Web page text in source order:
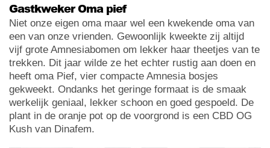
Gastkweker Oma pief
Niet onze eigen oma maar wel een kwekende oma van
een van onze vrienden. Gewoonlijk kweekte zij altijd
vijf grote Amnesiabomen om lekker haar theetjes van te
trekken. Dit jaar wilde ze het echter rustig aan doen en
heeft oma Pief, vier compacte Amnesia bosjes
gekweekt. Ondanks het geringe formaat is de smaak
werkelijk geniaal, lekker schoon en goed gespoeld. De
plant in de oranje pot op de voorgrond is een CBD OG
Kush van Dinafem.